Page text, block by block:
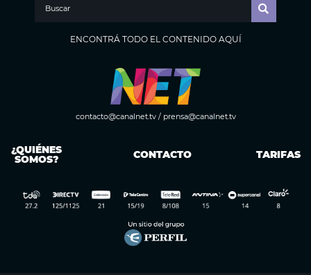
ENCONTRÁ TODO EL CONTENIDO AQUÍ
contacto@canalnet.tv/ prensa@canalnet.tv
¿QUIÉNES
SOMOS? CONTACTO TARIFAS